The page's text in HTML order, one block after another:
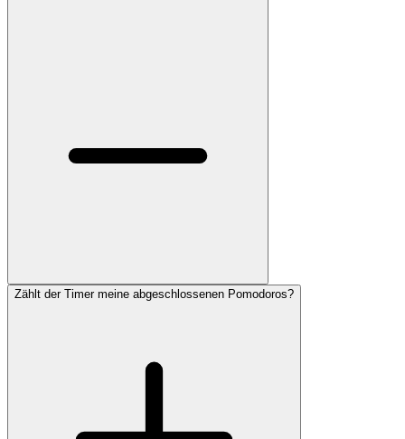
Zählt der Timer meine abgeschlossenen Pomodoros?